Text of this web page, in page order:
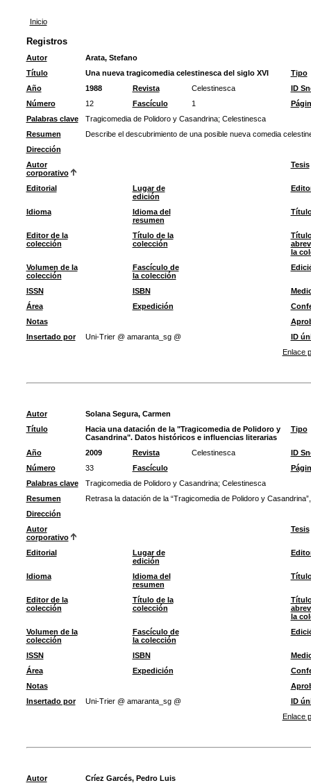
Inicio
Registros
Autor
Arata, Stefano
Título
Una nueva tragicomedia celestinesca del siglo XVI
Tipo
Año
1988 Revista Celestinesca
ID
Número
12 Fascículo 1
Palabras clave
Tragicomedia de Polidoro y Casandrina; Celestinesca
Resumen
Describe el descubrimiento de una posible nueva comedia
Dirección
Autor
corporativo
Tesis
Editorial
Lugar de
edición
Idioma
Idioma del
resumen
Editor de la
colección
Título de la
colección
la
Volumen de la
colección
Fascículo de
la colección
ISSN ISBN
Área
Expedición
Notas
Insertado por
Uni-Trier @ amaranta_sg @
ID
Enlace
Autor
Solana Segura, Carmen
Título
Hacia una datación de la "Tragicomedia de Polidoro y
Casandrina". Datos históricos e influencias literarias
Tipo
Año 2009 Revista Celestinesca
ID
Número
33 Fascículo
Palabras clave
Tragicomedia de Polidoro y Casandrina; Celestinesca
Resumen
Retrasa la datación de la “Tragicomedia de Polidoro y
Dirección
Autor
corporativo
Tesis
Editorial
Lugar de
edición
Idioma
Idioma del
resumen
Editor de la
colección
Título de la
colección
la
Volumen de la
colección
Fascículo de
la colección
ISSN ISBN
Área
Expedición
Notas
Insertado por
Uni-Trier @ amaranta_sg @
ID
Enlace
Autor
Críez Garcés, Pedro Luis